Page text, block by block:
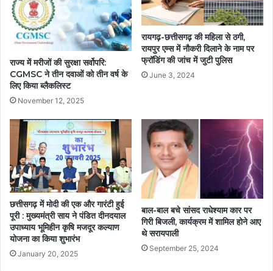
राज्य में मरीजों की सुरक्षा सर्वोपरि:
CGMSC ने तीन दवाओं को तीन वर्ष के
लिए किया ब्लैकलिस्ट
November 12, 2025
रायगढ़-छत्तीसगढ़ की महिला से ठगी,
रायपुर एम्स में नौकरी दिलाने के नाम पर
फ्रॉडिंग की जांच में जुटी पुलिस
June 3, 2024
छत्तीसगढ़ में मोदी की एक और गारंटी हुई
पूरी : मुख्यमंत्री साय ने पंडित दीनदयाल
उपाध्याय भूमिहीन कृषि मजदूर कल्याण
योजना का किया शुभारंभ
January 20, 2025
बाल-बाल बचे सांसद राधेश्याम कार पर
गिरी बिजली, कार्यक्रम में शामिल होने आए
थे सरायपाली
September 25, 2024